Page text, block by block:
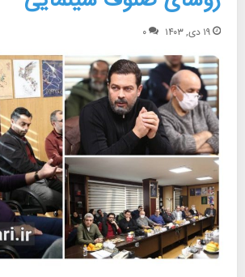
۱۹ دی, ۱۴۰۳ ۰